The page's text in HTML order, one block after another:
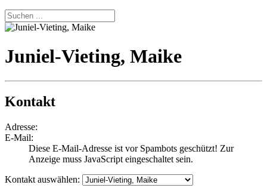
Juniel-Vieting, Maike
Kontakt
Adresse:
E-Mail:
Diese E-Mail-Adresse ist vor Spambots geschützt! Zur
Anzeige muss JavaScript eingeschaltet sein.
Kontakt auswählen: